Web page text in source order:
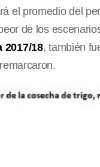
el promedio del
de los
2017/18, también